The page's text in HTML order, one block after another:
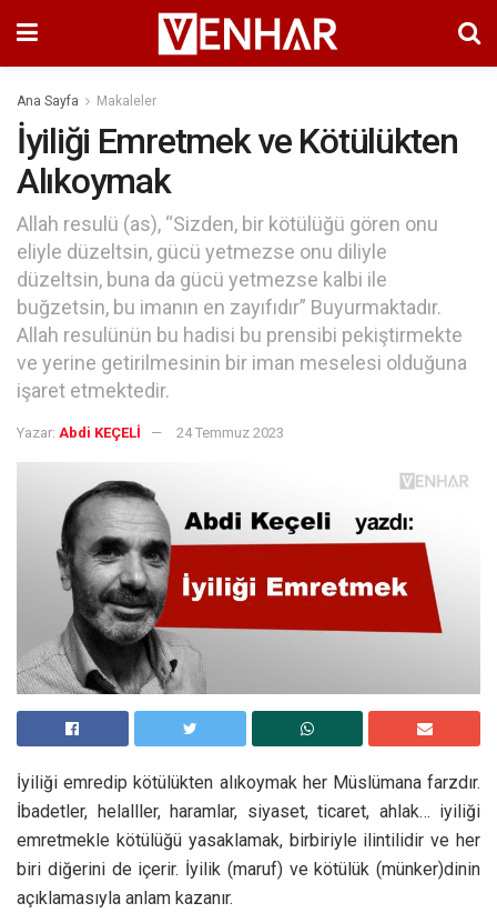
Ana Sayfa Makaleler
İyiliği Emretmek ve Kötülükten
Alıkoymak
Allah resulü (as), “Sizden, bir kötülüğü gören onu
eliyle düzeltsin, gücü yetmezse onu diliyle
düzeltsin, buna da gücü yetmezse kalbi ile
buğzetsin, bu imanın en zayıfıdır” Buyurmaktadır.
Allah resulünün bu hadisi bu prensibi pekiştirmekte
ve yerine getirilmesinin bir iman meselesi olduğuna
işaret etmektedir.
Yazar: Abdi KEÇELİ 24 Temmuz 2023
İyiliği emredip kötülükten alıkoymak her Müslümana farzdır.
İbadetler, helalller, haramlar, siyaset, ticaret, ahlak… iyiliği
emretmekle kötülüğü yasaklamak, birbiriyle ilintilidir ve her
biri diğerini de içerir. İyilik (maruf) ve kötülük (münker)dinin
açıklamasıyla anlam kazanır.